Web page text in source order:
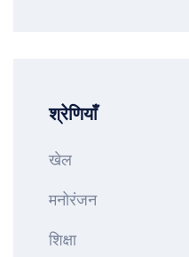
श्रेणियाँ
खेल
मनोरंजन
शिक्षा